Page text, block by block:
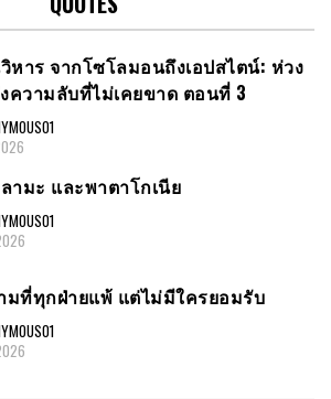
วิหาร จากโซโลมอนถึงเอปสไตน์: ห่วง
ความลับที่ไม่เคยขาด ตอนที่ 3
ามะ และพาตาโกเนีย
มที่ทุกฝ่ายแพ้ แต่ไม่มีใครยอมรับ